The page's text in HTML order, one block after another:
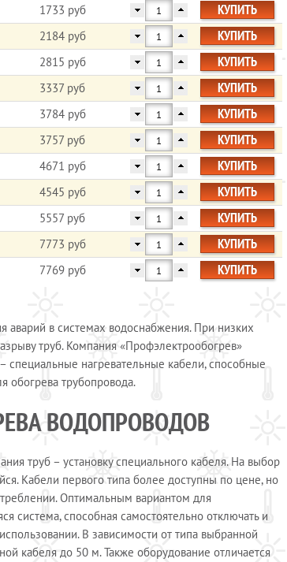
1733 руб КУПИТЬ
2184 руб КУПИТЬ
2815 руб КУПИТЬ
3337 руб КУПИТЬ
3784 руб КУПИТЬ
3757 руб КУПИТЬ
4671 руб КУПИТЬ
4545 руб КУПИТЬ
5557 руб КУПИТЬ
7773 руб КУПИТЬ
7769 руб КУПИТЬ
в системах водоснабжения. При низких
труб. Компания «Профэлектрообогрев»
специальные нагревательные кабели, способные
обогрева трубопровода.
ВОДОПРОВОДОВ
труб – установку специального кабеля. На выбор
Кабели первого типа более доступны по цене, но
Оптимальным вариантом для
система, способная самостоятельно отключать и
В зависимости от типа выбранной
кабеля до 50 м. Также оборудование отличается